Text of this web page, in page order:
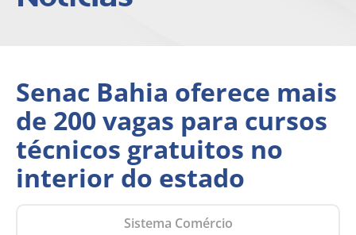
Senac Bahia oferece mais
de 200 vagas para cursos
técnicos gratuitos no
interior do estado
Sistema Comércio